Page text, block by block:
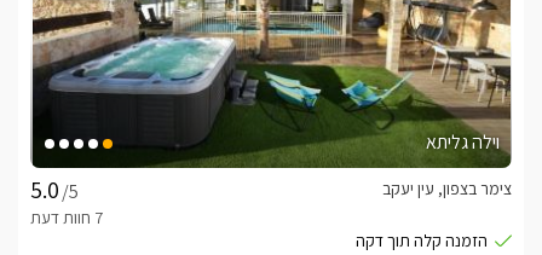
וילה גליתא
/5
צימר בצפון, עין יעקב